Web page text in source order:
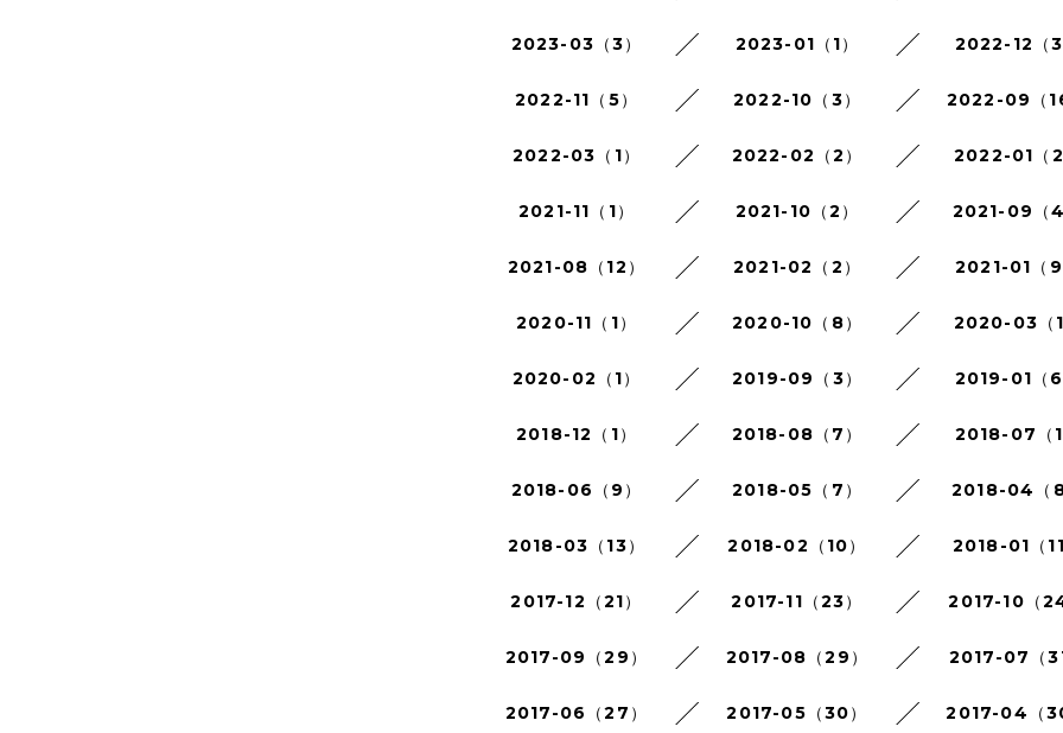
2023-03（3） 2023-01（1） 2022-12（3
2022-11（5） 2022-10（3） 2022-09（16
2022-03（1） 2022-02（2） 2022-01（2
2021-11（1） 2021-10（2） 2021-09（4
2021-08（12） 2021-02（2） 2021-01（9
2020-11（1） 2020-10（8） 2020-03（1
2020-02（1） 2019-09（3） 2019-01（6
2018-12（1） 2018-08（7） 2018-07（1
2018-06（9） 2018-05（7） 2018-04（8
2018-03（13） 2018-02（10） 2018-01（11
2017-12（21） 2017-11（23） 2017-10（24
2017-09（29） 2017-08（29） 2017-07（31
2017-06（27） 2017-05（30） 2017-04（